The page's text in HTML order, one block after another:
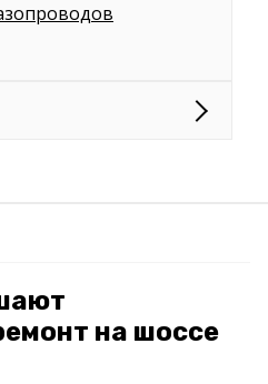
на шоссе